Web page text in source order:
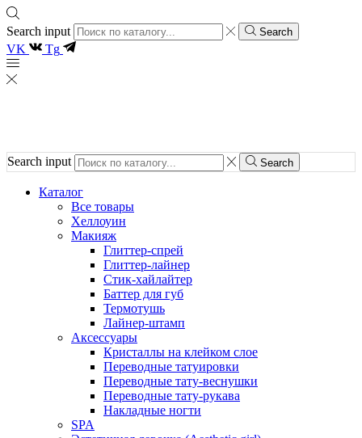
Search input Search
VK Tg
Search input Search
Каталог
Все товары
Хеллоуин
Макияж
Глиттер-спрей
Глиттер-лайнер
Стик-хайлайтер
Баттер для губ
Термотушь
Лайнер-штамп
Аксессуары
Кристаллы на клейком слое
Переводные татуировки
Переводные тату-веснушки
Переводные тату-рукава
Накладные ногти
SPA